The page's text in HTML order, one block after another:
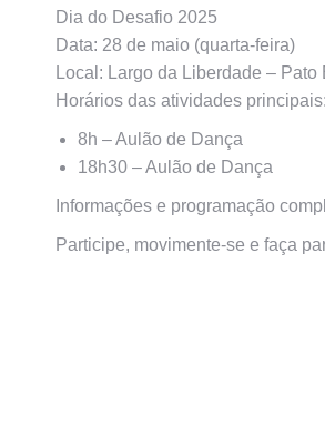
Dia do Desafio 2025
Data: 28 de maio (quarta-feira)
Local: Largo da Liberdade – Pato
Horários das atividades principais:
8h – Aulão de Dança
18h30 – Aulão de Dança
Informações e programação
Participe, movimente-se e faça